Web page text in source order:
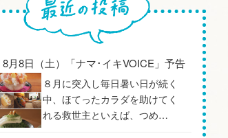
8月8日（土）「ナマ･イキVOICE」予告
８月に突入し毎日暑い日が続く
中、ほてったカラダを助けてく
れる救世主といえば、つめ…